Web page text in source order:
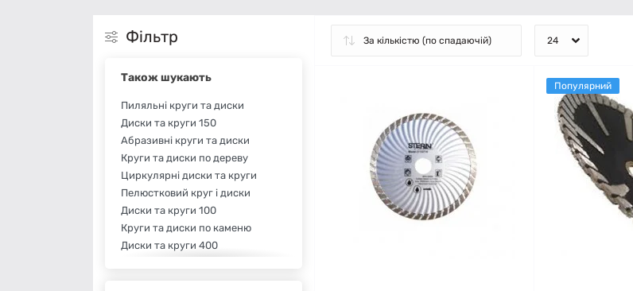
Фільтр
Також шукають
Пиляльні круги та диски
Диски та круги 150
Абразивні круги та диски
Круги та диски по дереву
Циркулярні диски та круги
Пелюстковий круг і диски
Диски та круги 100
Круги та диски по каменю
Диски та круги 400
Популярний